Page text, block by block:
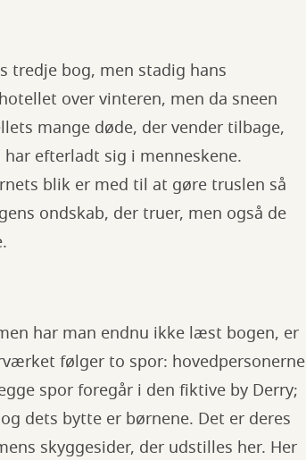
tredje bog, men stadig hans
over vinteren, men da sneen
mange døde, der vender tilbage,
efterladt sig i menneskene.
blik er med til at gøre truslen så
ondskab, der truer, men også de
har man endnu ikke læst bogen, er
følger to spor: hovedpersonerne
spor foregår i den fiktive by Derry;
dets bytte er børnene. Det er deres
skyggesider, der udstilles her. Her